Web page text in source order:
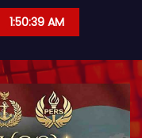
1:50:41 AM